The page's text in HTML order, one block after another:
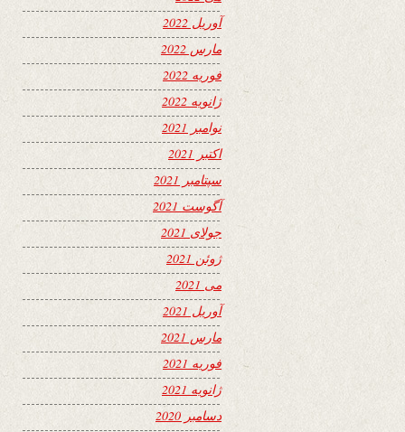
آوریل 2022
مارس 2022
فوریه 2022
ژانویه 2022
نوامبر 2021
اکتبر 2021
سپتامبر 2021
آگوست 2021
جولای 2021
ژوئن 2021
می 2021
آوریل 2021
مارس 2021
فوریه 2021
ژانویه 2021
دسامبر 2020